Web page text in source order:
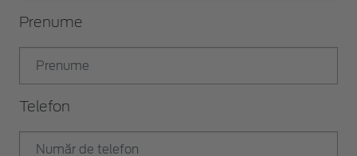
Prenume
Telefon